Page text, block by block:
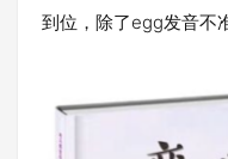
到位，除了egg发音不